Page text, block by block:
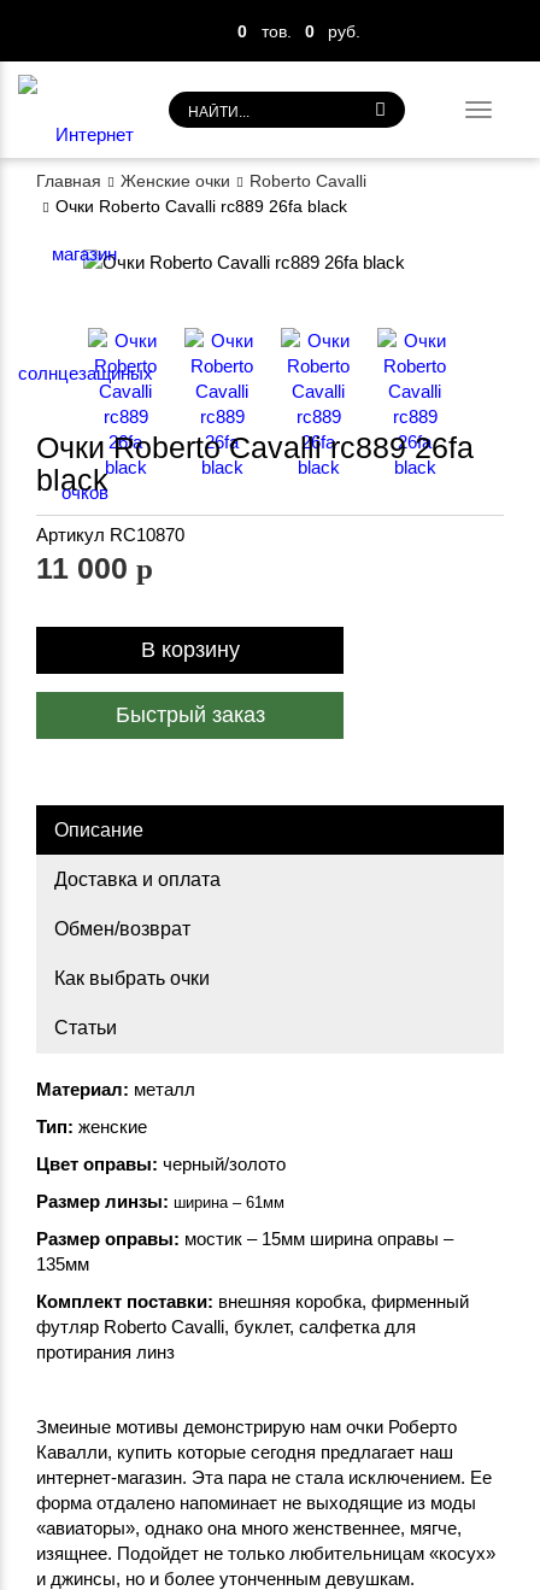
0 тов. 0 руб.
Главная Женские очки
Roberto Cavalli
Очки Roberto Cavalli rc889 26fa black
Очки Roberto Cavalli rc889 26fa
black
Артикул RC10870
11 000 p
В корзину
Быстрый заказ
Описание
Доставка и оплата
Обмен/возврат
Как выбрать очки
Статьи
Материал: металл
Тип: женские
Цвет оправы: черный/золото
Размер линзы: ширина – 61мм
Размер оправы: мостик – 15мм ширина оправы –
135мм
Комплект поставки: внешняя коробка, фирменный
футляр Roberto Cavalli, буклет, салфетка для
протирания линз
Змеиные мотивы демонстрирую нам очки Роберто
Кавалли, купить которые сегодня предлагает наш
интернет-магазин. Эта пара не стала исключением. Ее
форма отдалено напоминает не выходящие из моды
«авиаторы», однако она много женственнее, мягче,
изящнее. Подойдет не только любительницам «косух»
и джинсы, но и более утонченным девушкам.